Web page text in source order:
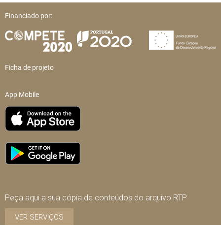
Financiado por:
Ficha de projeto
App Mobile
Peça aqui a sua cópia de conteúdos do arquivo RTP
VER SERVIÇOS